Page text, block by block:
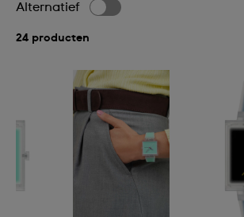
Alternatief
24 producten